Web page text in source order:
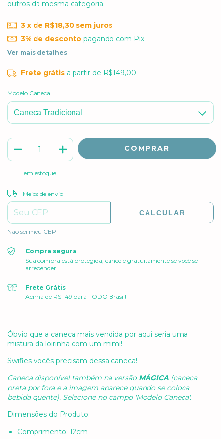
outros da mesma categoria.
3 x de R$18,30 sem juros
3% de descontopagando com Pix
Ver mais detalhes
Frete grátis a partir de R$149,00
Modelo Caneca
em estoque
Entregas para o CEP:
Meios de envio
CALCULAR
Não sei meu CEP
Compra segura
Sua compra está protegida, cancele gratuitamente se você se
arrepender.
Frete Grátis
Acima de R$ 149 para TODO Brasil!
Óbvio que a caneca mais vendida por aqui seria uma
mistura da loirinha com um mimi!
Swifies vocês precisam dessa caneca!
Caneca disponível também na versão MÁGICA (caneca
preta por fora e a imagem aparece quando se coloca
bebida quente). Selecione no campo 'Modelo Caneca'.
Dimensões do Produto:
Comprimento: 12cm